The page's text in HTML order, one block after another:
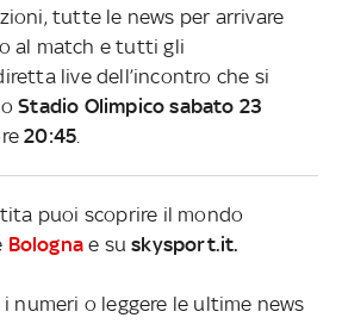
tutte le news per arrivare
al match e tutti gli
live dell’incontro che si
Stadio Olimpico sabato 23
20:45
puoi scoprire il mondo
Bologna e suskysport.it.
numeri o leggere le ultime news